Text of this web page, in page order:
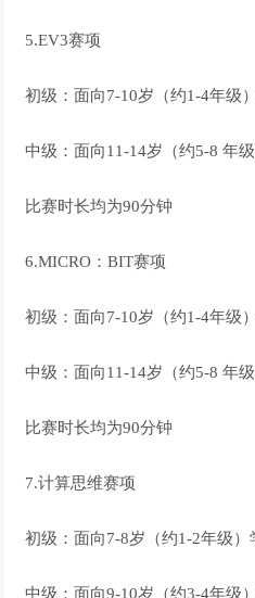
5.EV3赛项
初级：面向7-10岁（约1-4年级
中级：面向11-14岁（约5-8 年
比赛时长均为90分钟
6.MICRO：BIT赛项
初级：面向7-10岁（约1-4年级
中级：面向11-14岁（约5-8 年
比赛时长均为90分钟
7.计算思维赛项
初级：面向7-8岁（约1-2年级）
中级：面向9-10岁（约3-4年级